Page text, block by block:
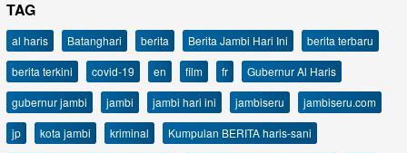
TAG
al haris Batanghari berita Berita Jambi Hari Ini
berita terbaru
berita terkini
covid-19 en film fr
Gubernur Al Haris
gubernur jambi
jambi jambi hari ini jambiseru
jambiseru.com
jp
kota jambi kriminal
Kumpulan BERITA haris-sani